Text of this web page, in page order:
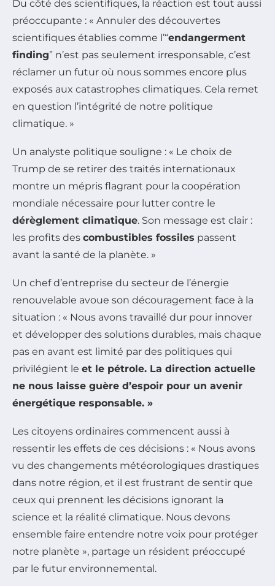
Du côté des scientifiques, la réaction est tout aussi
préoccupante : « Annuler des découvertes
scientifiques établies comme l’“endangerment
finding” n’est pas seulement irresponsable, c’est
réclamer un futur où nous sommes encore plus
exposés aux catastrophes climatiques. Cela remet
en question l’intégrité de notre politique
climatique. »
Un analyste politique souligne : « Le choix de
Trump de se retirer des traités internationaux
montre un mépris flagrant pour la coopération
mondiale nécessaire pour lutter contre le
dérèglement climatique. Son message est clair :
les profits des combustibles fossiles passent
avant la santé de la planète. »
Un chef d’entreprise du secteur de l’énergie
renouvelable avoue son découragement face à la
situation : « Nous avons travaillé dur pour innover
et développer des solutions durables, mais chaque
pas en avant est limité par des politiques qui
privilégient le et le pétrole. La direction actuelle
ne nous laisse guère d’espoir pour un avenir
énergétique responsable. »
Les citoyens ordinaires commencent aussi à
ressentir les effets de ces décisions : « Nous avons
vu des changements météorologiques drastiques
dans notre région, et il est frustrant de sentir que
ceux qui prennent les décisions ignorant la
science et la réalité climatique. Nous devons
ensemble faire entendre notre voix pour protéger
notre planète », partage un résident préoccupé
par le futur environnemental.